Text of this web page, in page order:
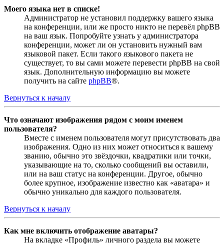
Моего языка нет в списке!
Администратор не установил поддержку вашего языка
на конференции, или же просто никто не перевёл phpBB
на ваш язык. Попробуйте узнать у администратора
конференции, может ли он установить нужный вам
языковой пакет. Если такого языкового пакета не
существует, то вы сами можете перевести phpBB на свой
язык. Дополнительную информацию вы можете
получить на сайте phpBB®.
Вернуться к началу
Что означают изображения рядом с моим именем
пользователя?
Вместе с именем пользователя могут присутствовать два
изображения. Одно из них может относиться к вашему
званию, обычно это звёздочки, квадратики или точки,
указывающие на то, сколько сообщений вы оставили,
или на ваш статус на конференции. Другое, обычно
более крупное, изображение известно как «аватара» и
обычно уникально для каждого пользователя.
Вернуться к началу
Как мне включить отображение аватары?
На вкладке «Профиль» личного раздела вы можете